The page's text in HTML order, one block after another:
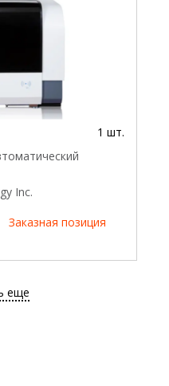
1 шт.
Inc.
Заказная позиция
еще